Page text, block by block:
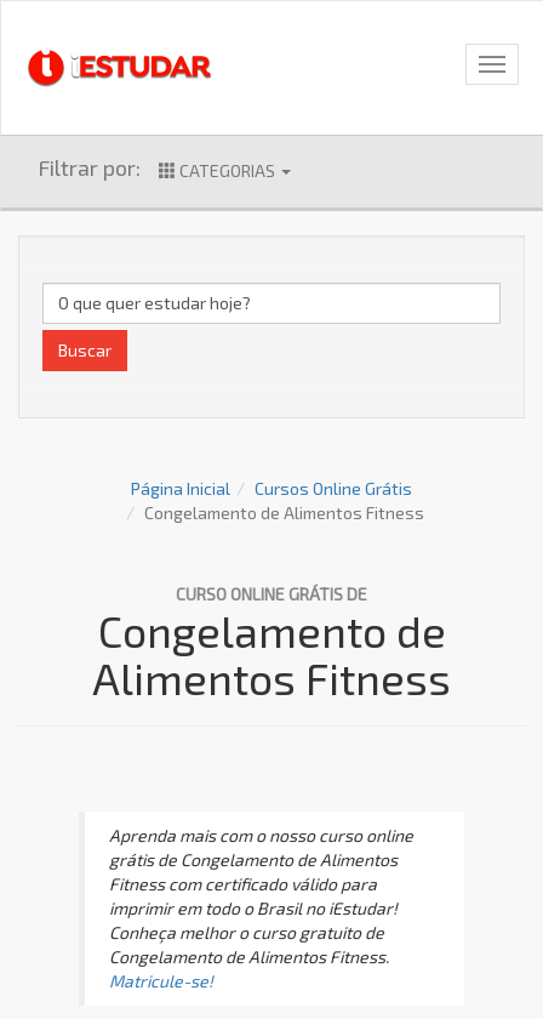
Filtrar por: CATEGORIAS
Buscar
Página Inicial
Cursos Online Grátis
Congelamento de Alimentos Fitness
CURSO ONLINE GRÁTIS DE
Congelamento de
Alimentos Fitness
Aprenda mais com o nosso curso online
grátis de Congelamento de Alimentos
Fitness com certificado válido para
imprimir em todo o Brasil no iEstudar!
Conheça melhor o curso gratuito de
Congelamento de Alimentos Fitness.
Matricule-se!